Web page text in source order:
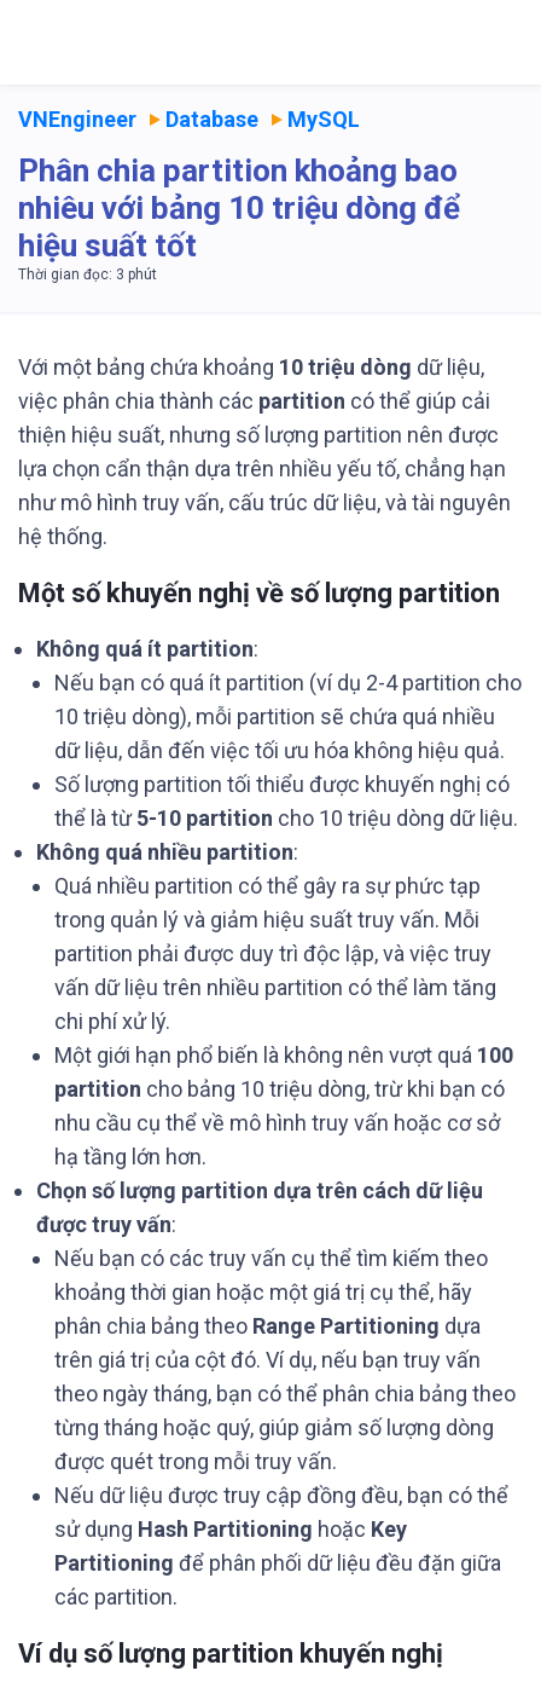
VNEngineer Database MySQL
Phân chia partition khoảng bao
nhiêu với bảng 10 triệu dòng để
hiệu suất tốt
Với một bảng chứa khoảng 10 triệu dòng dữ liệu,
việc phân chia thành các partition có thể giúp cải
thiện hiệu suất, nhưng số lượng partition nên được
lựa chọn cẩn thận dựa trên nhiều yếu tố, chẳng hạn
như mô hình truy vấn, cấu trúc dữ liệu, và tài nguyên
hệ thống.
Một số khuyến nghị về số lượng partition
Không quá ít partition:
Nếu bạn có quá ít partition (ví dụ 2-4 partition cho
10 triệu dòng), mỗi partition sẽ chứa quá nhiều
dữ liệu, dẫn đến việc tối ưu hóa không hiệu quả.
Số lượng partition tối thiểu được khuyến nghị có
thể là từ5-10 partition cho 10 triệu dòng dữ liệu.
Không quá nhiều partition:
Quá nhiều partition có thể gây ra sự phức tạp
trong quản lý và giảm hiệu suất truy vấn. Mỗi
partition phải được duy trì độc lập, và việc truy
vấn dữ liệu trên nhiều partition có thể làm tăng
chi phí xử lý.
Một giới hạn phổ biến là không nên vượt quá 100
partition cho bảng 10 triệu dòng, trừ khi bạn có
nhu cầu cụ thể về mô hình truy vấn hoặc cơ sở
hạ tầng lớn hơn.
Chọn số lượng partition dựa trên cách dữ liệu
được truy vấn:
Nếu bạn có các truy vấn cụ thể tìm kiếm theo
khoảng thời gian hoặc một giá trị cụ thể, hãy
phân chia bảng theo Range Partitioning dựa
trên giá trị của cột đó. Ví dụ, nếu bạn truy vấn
theo ngày tháng, bạn có thể phân chia bảng theo
từng tháng hoặc quý, giúp giảm số lượng dòng
được quét trong mỗi truy vấn.
Nếu dữ liệu được truy cập đồng đều, bạn có thể
sử dụng Hash Partitioning hoặc Key
Partitioning để phân phối dữ liệu đều đặn giữa
các partition.
Ví dụ số lượng partition khuyến nghị